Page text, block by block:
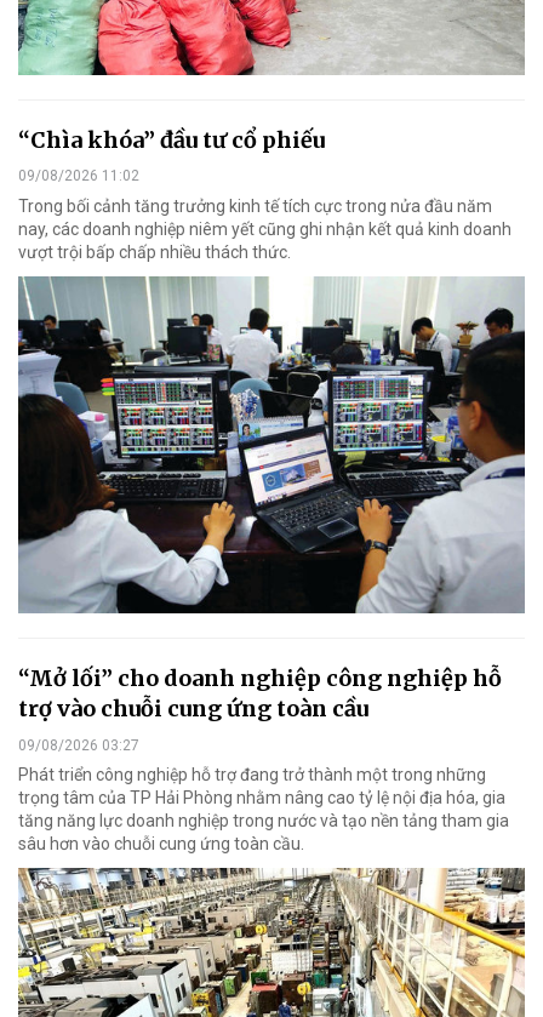
“Chìa khóa” đầu tư cổ phiếu
09/08/2026 11:02
Trong bối cảnh tăng trưởng kinh tế tích cực trong nửa đầu năm
nay, các doanh nghiệp niêm yết cũng ghi nhận kết quả kinh doanh
vượt trội bấp chấp nhiều thách thức.
“Mở lối” cho doanh nghiệp công nghiệp hỗ
trợ vào chuỗi cung ứng toàn cầu
09/08/2026 03:27
Phát triển công nghiệp hỗ trợ đang trở thành một trong những
trọng tâm của TP Hải Phòng nhằm nâng cao tỷ lệ nội địa hóa, gia
tăng năng lực doanh nghiệp trong nước và tạo nền tảng tham gia
sâu hơn vào chuỗi cung ứng toàn cầu.